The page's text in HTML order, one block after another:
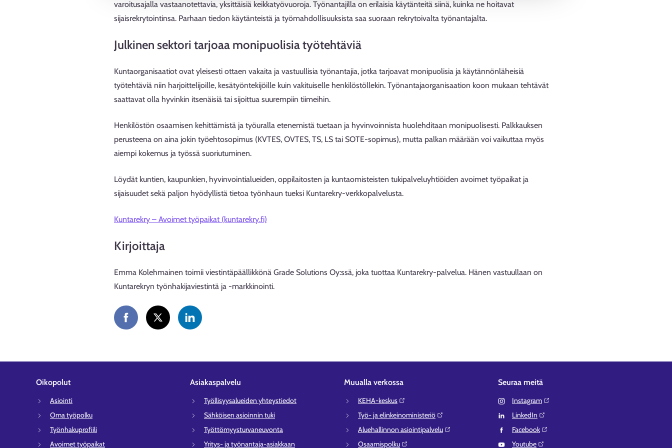
varoitusajalla vastaanotettavia, yksittäisiä keikkatyövuoroja. Työnantajilla on erilaisia käytänteitä siinä, kuinka ne hoitavat
sijaisrekrytointinsa. Parhaan tiedon käytänteistä ja työmahdollisuuksista saa suoraan rekrytoivalta työnantajalta.
Julkinen sektori tarjoaa monipuolisia työtehtäviä
Kuntaorganisaatiot ovat yleisesti ottaen vakaita ja vastuullisia työnantajia, jotka tarjoavat monipuolisia ja käytännönläheisiä
työtehtäviä niin harjoittelijoille, kesätyöntekijöille kuin vakituiselle henkilöstöllekin. Työnantajaorganisaation koon mukaan tehtävät
saattavat olla hyvinkin itsenäisiä tai sijoittua suurempiin tiimeihin.
Henkilöstön osaamisen kehittämistä ja työuralla etenemistä tuetaan ja hyvinvoinnista huolehditaan monipuolisesti. Palkkauksen
perusteena on aina jokin työehtosopimus (KVTES, OVTES, TS, LS tai SOTE-sopimus), mutta palkan määrään voi vaikuttaa myös
aiempi kokemus ja työssä suoriutuminen.
Löydät kuntien, kaupunkien, hyvinvointialueiden, oppilaitosten ja kuntaomisteisten tukipalveluyhtiöiden avoimet työpaikat ja
sijaisuudet sekä paljon hyödyllistä tietoa työnhaun tueksi Kuntarekry-verkkopalvelusta.
Kuntarekry – Avoimet työpaikat (kuntarekry.fi)
Kirjoittaja
Emma Kolehmainen toimii viestintäpäällikkönä Grade Solutions Oy:ssä, joka tuottaa Kuntarekry-palvelua. Hänen vastuullaan on
Kuntarekryn työnhakijaviestintä ja -markkinointi.
Oikopolut
Asiointi
Oma työpolku
Työnhakuprofiili
Avoimet työpaikat
Asiakaspalvelu
Työllisyysalueiden yhteystiedot
Sähköisen asioinnin tuki
Työttömyysturvaneuvonta
Yritys- ja työnantaja-asiakkaan
Muualla verkossa
KEHA-keskus⁠
Työ- ja elinkeinoministeriö⁠
Aluehallinnon asiointipalvelu⁠
Osaamispolku⁠
Seuraa meitä
Instagram⁠
LinkedIn⁠
Facebook⁠
Youtube⁠